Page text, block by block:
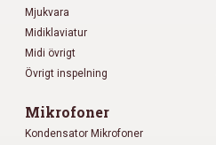
Mjukvara
Midiklaviatur
Midi övrigt
Övrigt inspelning
Mikrofoner
Kondensator Mikrofoner